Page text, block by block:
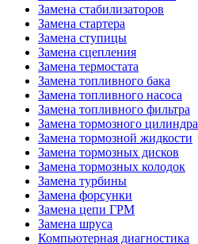
Замена стабилизаторов
Замена стартера
Замена ступицы
Замена сцепления
Замена термостата
Замена топливного бака
Замена топливного насоса
Замена топливного фильтра
Замена тормозного цилиндра
Замена тормозной жидкости
Замена тормозных дисков
Замена тормозных колодок
Замена турбины
Замена форсунки
Замена цепи ГРМ
Замена шруса
Компьютерная диагностика